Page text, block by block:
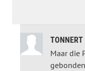
TONNERT
Maar die